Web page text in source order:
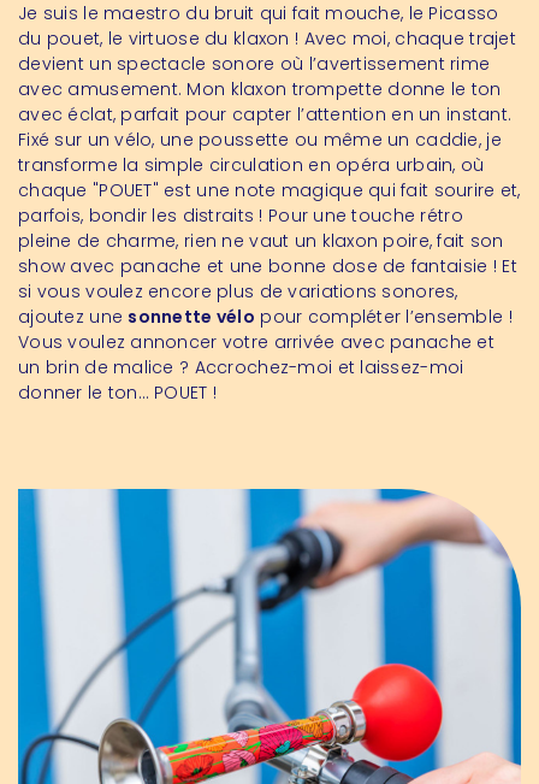
Je suis le maestro du bruit qui fait mouche, le Picasso
du pouet, le virtuose du klaxon ! Avec moi, chaque trajet
devient un spectacle sonore où l’avertissement rime
avec amusement. Mon klaxon trompette donne le ton
avec éclat, parfait pour capter l’attention en un instant.
Fixé sur un vélo, une poussette ou même un caddie, je
transforme la simple circulation en opéra urbain, où
chaque "POUET" est une note magique qui fait sourire et,
parfois, bondir les distraits ! Pour une touche rétro
pleine de charme, rien ne vaut un klaxon poire, fait son
show avec panache et une bonne dose de fantaisie ! Et
si vous voulez encore plus de variations sonores,
ajoutez une sonnette vélo pour compléter l’ensemble !
Vous voulez annoncer votre arrivée avec panache et
un brin de malice ? Accrochez-moi et laissez-moi
donner le ton… POUET !